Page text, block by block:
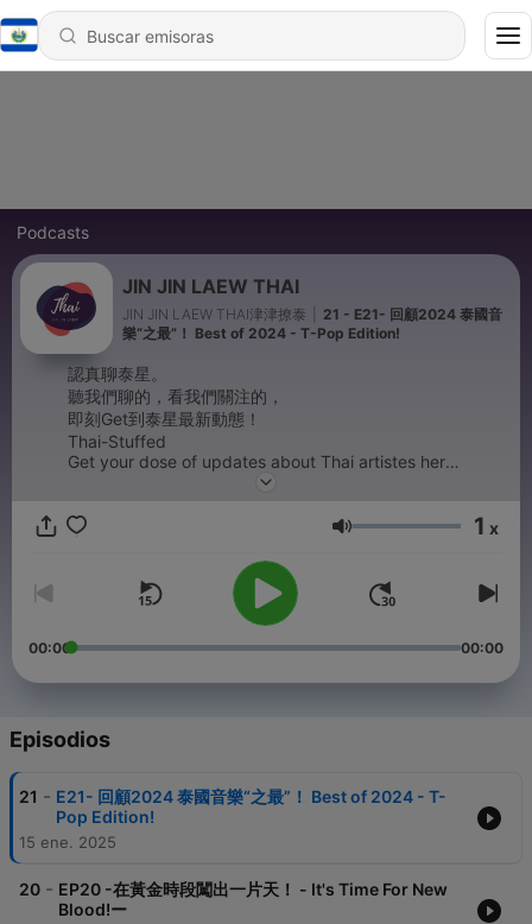
Podcasts
JIN JIN LAEW THAI
JIN JIN LAEW THAI津津撩泰
21 - E21- 回顧2024 泰國音
樂“之最”！ Best of 2024 - T-Pop Edition!
認真聊泰星。
聽我們聊的，看我們關注的，
即刻Get到泰星最新動態！
Thai-Stuffed
Get your dose of updates about Thai artistes here!
Non-extensive, but it's definitely exciting!
Powered by
Volumen 1 x
00:00 00:00
Episodios
21 - E21- 回顧2024 泰國音樂“之最”！ Best of 2024 - T-
Pop Edition!
15 ene. 2025
20 - EP20 -在黃金時段闖出一片天！ - It's Time For New
Blood!ー